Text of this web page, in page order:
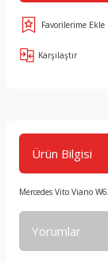
Karşılaştır
Ürün Bilgisi
Mercedes Vito Viano
Yorumlar